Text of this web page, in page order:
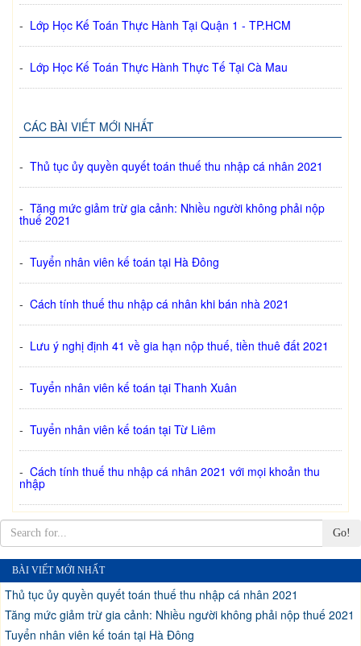
- Lớp Học Kế Toán Thực Hành Tại Quận 1 - TP.HCM
- Lớp Học Kế Toán Thực Hành Thực Tế Tại Cà Mau
CÁC BÀI VIẾT MỚI NHẤT
- Thủ tục ủy quyền quyết toán thuế thu nhập cá nhân 2021
- Tăng mức giảm trừ gia cảnh: Nhiều người không phải nộp
thuế 2021
- Tuyển nhân viên kế toán tại Hà Đông
- Cách tính thuế thu nhập cá nhân khi bán nhà 2021
- Lưu ý nghị định 41 về gia hạn nộp thuế, tiền thuê đất 2021
- Tuyển nhân viên kế toán tại Thanh Xuân
- Tuyển nhân viên kế toán tại Từ Liêm
- Cách tính thuế thu nhập cá nhân 2021 với mọi khoản thu
nhập
Go!
BÀI VIẾT MỚI NHẤT
Thủ tục ủy quyền quyết toán thuế thu nhập cá nhân 2021
Tăng mức giảm trừ gia cảnh: Nhiều người không phải nộp thuế 2021
Tuyển nhân viên kế toán tại Hà Đông